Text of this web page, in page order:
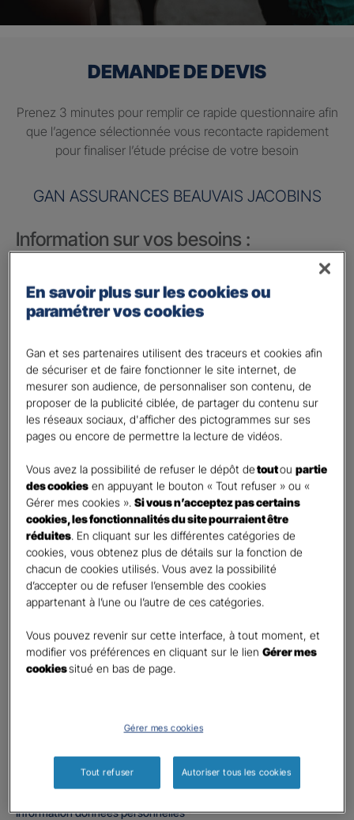
DEMANDE DE DEVIS
Prenez 3 minutes pour remplir ce rapide questionnaire afin
que l’agence sélectionnée vous recontacte rapidement
pour finaliser l’étude précise de votre besoin
GAN ASSURANCES BEAUVAIS JACOBINS
Information sur vos besoins :
votre vie privée
votre vie professionnelle
Vos informations :
Etes-vous déjà client Gan assurances ?*
Oui
Non
Civilité *
Madame
Monsieur
Contact*
First Last
Téléphone*
United
States
+1
E-mail *
Informations complémentaires (facultatif)
Information données personnelles*
En savoir plus sur les cookies ou
paramétrer vos cookies
Gan et ses partenaires utilisent des traceurs et cookies afin
de sécuriser et de faire fonctionner le site internet, de
mesurer son audience, de personnaliser son contenu, de
proposer de la publicité ciblée, de partager du contenu sur
les réseaux sociaux, d'afficher des pictogrammes sur ses
pages ou encore de permettre la lecture de vidéos.
Vous avez la possibilité de refuser le dépôt detoutoupartie
des cookies en appuyant le bouton « Tout refuser » ou «
Gérer mes cookies ».Si vous n’acceptez pas certains
cookies, les fonctionnalités du site pourraient être
réduites. En cliquant sur les différentes catégories de
cookies, vous obtenez plus de détails sur la fonction de
chacun de cookies utilisés. Vous avez la possibilité
d’accepter ou de refuser l’ensemble des cookies
appartenant à l’une ou l’autre de ces catégories.
Vous pouvez revenir sur cette interface, à tout moment, et
modifier vos préférences en cliquant sur le lienGérer mes
cookiessitué en bas de page.
Gérer mes cookies
Tout refuser Autoriser tous les cookies